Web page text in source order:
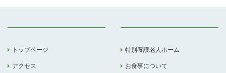
トップページ
アクセス
特別養護老人ホーム
お食事について